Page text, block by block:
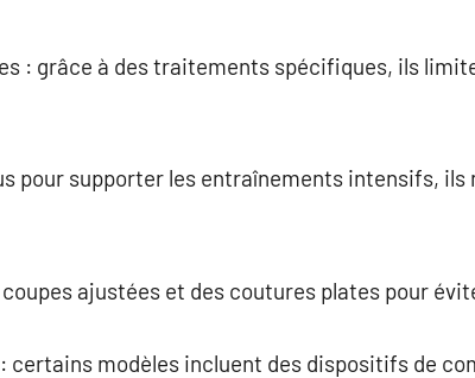
: grâce à des traitements spécifiques, ils
pour supporter les entraînements intensifs, ils
ajustées et des coutures plates pour
certains modèles incluent des dispositifs de